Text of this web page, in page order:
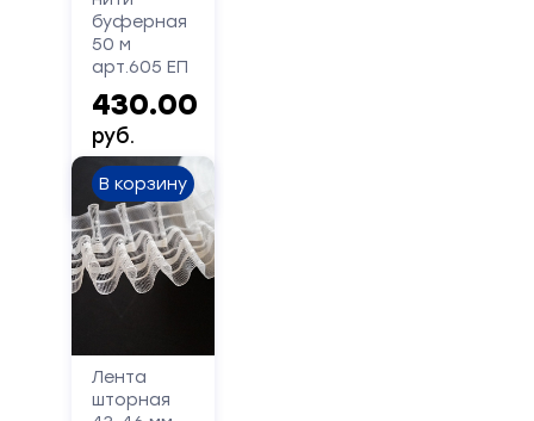
буферная
50 м
арт.605 ЕП
430.00
руб.
В корзину
Лента
шторная